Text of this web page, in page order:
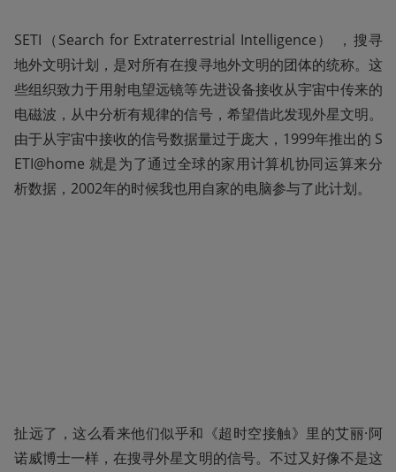
SETI（Search for Extraterrestrial Intelligence） ，搜寻
地外文明计划，是对所有在搜寻地外文明的团体的统称。这
些组织致力于用射电望远镜等先进设备接收从宇宙中传来的
电磁波，从中分析有规律的信号，希望借此发现外星文明。
由于从宇宙中接收的信号数据量过于庞大，1999年推出的 S
ETI@home 就是为了通过全球的家用计算机协同运算来分
析数据，2002年的时候我也用自家的电脑参与了此计划。
扯远了，这么看来他们似乎和《超时空接触》里的艾丽·阿
诺威博士一样，在搜寻外星文明的信号。不过又好像不是这